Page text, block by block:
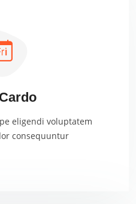
eligendi voluptatem
consequuntur